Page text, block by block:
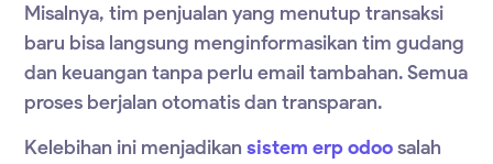
Misalnya, tim penjualan yang menutup transaksi
baru bisa langsung menginformasikan tim gudang
dan keuangan tanpa perlu email tambahan. Semua
proses berjalan otomatis dan transparan.
Kelebihan ini menjadikansistem erp odoosalah